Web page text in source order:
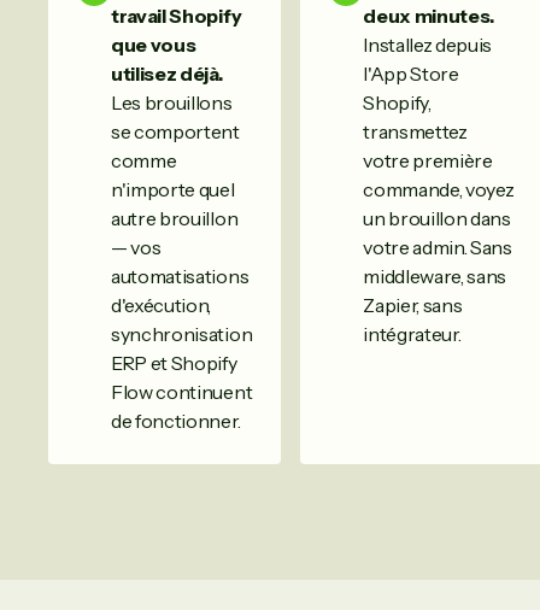
travail Shopify
que vous
utilisez déjà.
Les brouillons
se comportent
comme
n'importe quel
autre brouillon
— vos
automatisations
d'exécution,
synchronisation
ERP et Shopify
Flow continuent
de fonctionner.
deux minutes.
Installez depuis
l'App Store
Shopify,
transmettez
votre première
commande, voyez
un brouillon dans
votre admin. Sans
middleware, sans
Zapier, sans
intégrateur.